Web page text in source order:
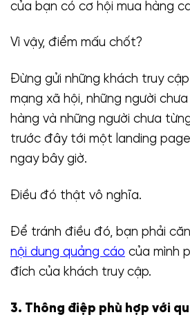
của bạn có cơ hội mua hàng
Vì vậy, điểm mấu chốt?
Đừng gửi những khách truy
mạng xã hội, những người
hàng và những người chưa
trước đây tới một landing
ngay bây giờ.
Điều đó thật vô nghĩa.
Để tránh điều đó, bạn phải
nội dung quảng cáo của mình
đích của khách truy cập.
3. Thông điệp phù hợp với